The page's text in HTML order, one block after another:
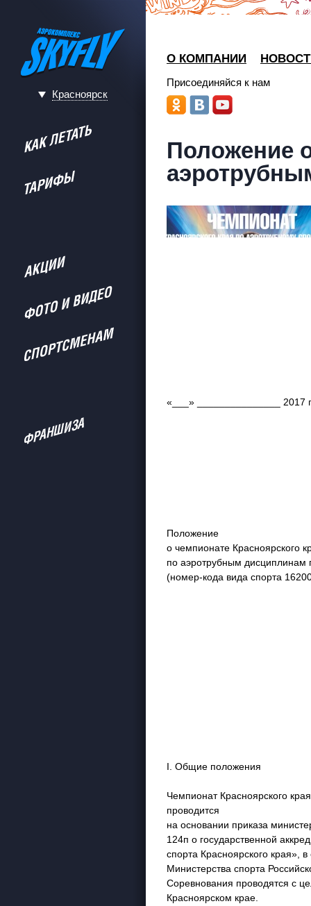
Красноярск
О КОМПАНИИ
Присоединяйся к нам
Положение
«___» _______________ 2017
Положение
о чемпионате Красноярского
по аэротрубным дисциплинам
(номер-кода вида спорта
I. Общие положения
Чемпионат Красноярского
проводится
на основании приказа
124п о государственной
спорта Красноярского края»,
Министерства спорта
Соревнования проводятся с
Красноярском крае.